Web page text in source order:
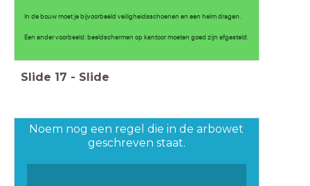
In de bouw moet je bijvoorbeeld veiligheidsschoenen en een helm dragen.
Een ander voorbeeld: beeldschermen op kantoor moeten goed zijn afgesteld.
Slide 17 - Slide
Noem nog een regel die in de arbowet
geschreven staat.